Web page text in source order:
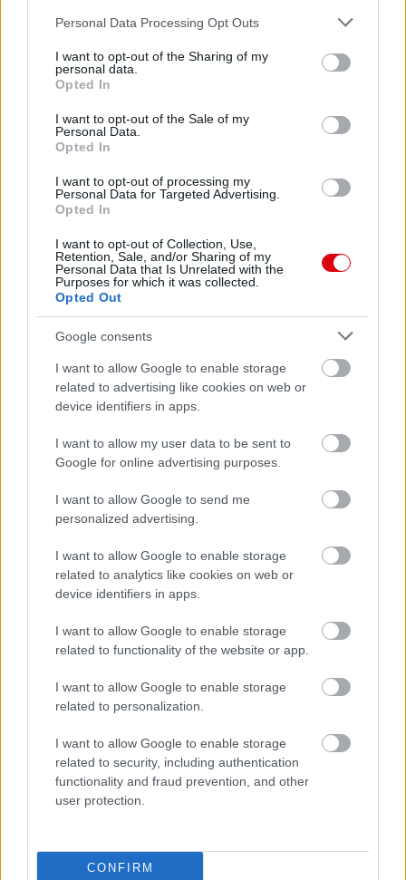
Please note that this website/app uses one or more Google
not limited to your visit or usage behaviour. You may click to
grant or deny consent to Google and its third-party tags to
use your data for below specified purposes in below Google
consent section.
Personal Data Processing Opt Outs
I want to opt-out of the Sharing of my
personal data.
Opted In
I want to opt-out of the Sale of my
Personal Data.
Opted In
I want to opt-out of processing my
Personal Data for Targeted Advertising.
Opted In
I want to opt-out of Collection, Use,
Retention, Sale, and/or Sharing of my
Personal Data that Is Unrelated with the
Purposes for which it was collected.
Opted Out
Google consents
I want to allow Google to enable storage
related to advertising like cookies on web or
device identifiers in apps.
I want to allow my user data to be sent to
Google for online advertising purposes.
I want to allow Google to send me
personalized advertising.
I want to allow Google to enable storage
related to analytics like cookies on web or
device identifiers in apps.
I want to allow Google to enable storage
related to functionality of the website or app.
I want to allow Google to enable storage
related to personalization.
I want to allow Google to enable storage
related to security, including authentication
functionality and fraud prevention, and other
user protection.
CONFIRM
Meccs Center
Paris Saint-Germainvs
Felkészülési szezon 4. mérkőzés
2026-08-08 17:00
Leeds United vs Manchester United 2026-08-12 20:30
AC MilanvsManchester United2026-08-15 18:00
ELŐZŐ MÉRKŐZÉSEK
Támogatás
Támogasd adományoddal
a ManUtdFanatics.hu működését!